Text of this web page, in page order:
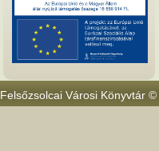
Felsőzsolcai Városi Könyvtár